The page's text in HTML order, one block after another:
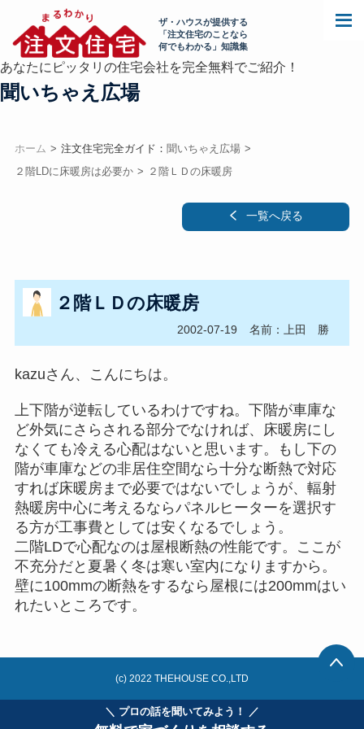
＼ プロの話を聞いてみよう！ ／
ザ・ハウスが提供する
「注文住宅のことなら
何でもわかる」知識集
あなたにピッタリの住宅会社を完全無料でご紹介！
聞いちゃえ広場
ホーム 注文住宅完全ガイド： 聞いちゃえ広場
２階LDに床暖房は必要か
２階ＬＤの床暖房
一覧へ戻る
２階ＬＤの床暖房
2002-07-19 名前：上田 勝
kazuさん、こんにちは。
上下階が逆転しているわけですね。下階が車庫な
ど外気にさらされる部分でなければ、床暖房にし
なくても冷える心配はないと思います。もし下の
階が車庫などの非居住空間なら十分な断熱で対応
すれば床暖房まで必要ではないでしょうが、輻射
熱暖房中心に考えるならパネルヒーターを選択す
る方が工事費としては安くなるでしょう。
二階LDで心配なのは屋根断熱の性能です。ここが
不充分だと夏暑く冬は寒い室内になりますから。
壁に100mmの断熱をするなら屋根には200mmはい
れたいところです。
(c) 2022 THEHOUSE CO.,LTD